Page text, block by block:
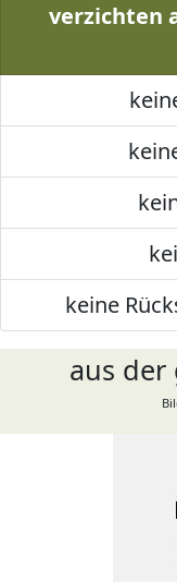
verzichten
keine
aus der